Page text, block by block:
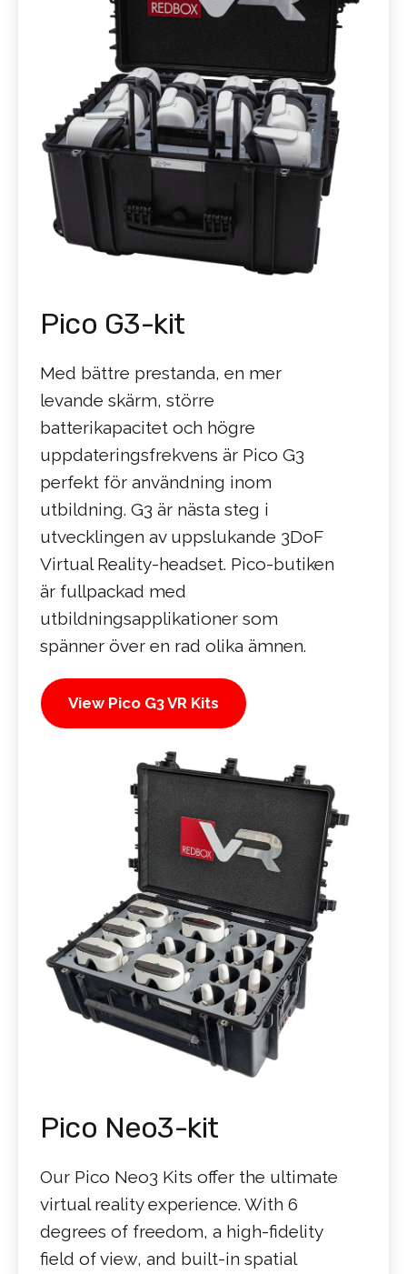
Pico G3-kit
Med bättre prestanda, en mer
levande skärm, större
batterikapacitet och högre
uppdateringsfrekvens är Pico G3
perfekt för användning inom
utbildning. G3 är nästa steg i
utvecklingen av uppslukande 3DoF
Virtual Reality-headset. Pico-butiken
är fullpackad med
utbildningsapplikationer som
spänner över en rad olika ämnen.
View Pico G3 VR Kits
Pico Neo3-kit
Our Pico Neo3 Kits offer the ultimate
virtual reality experience. With 6
degrees of freedom, a high-fidelity
field of view, and built-in spatial